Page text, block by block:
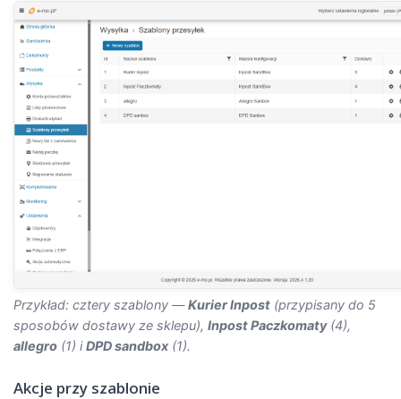
Przykład: cztery szablony —Kurier Inpost (przypisany do 5
sposobów dostawy ze sklepu), Inpost Paczkomaty(4),
allegro (1) iDPD sandbox (1).
Akcje przy szablonie